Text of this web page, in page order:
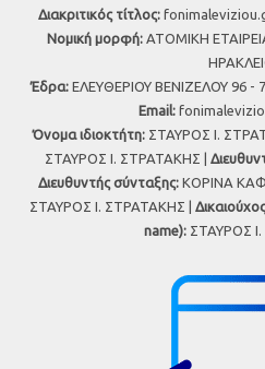
Διακριτικός τίτλος:
Νομική μορφή: ΑΤΟΜΙΚΗ
Έδρα: ΕΛΕΥΘΕΡΙΟΥ ΒΕΝΙΖΕΛΟΥ 96 -
Εmail:
Όνομα ιδιοκτήτη: ΣΤΑΥΡΟΣ Ι.
ΣΤΑΥΡΟΣ Ι. ΣΤΡΑΤΑΚΗΣ |
Διευθυντής σύνταξης:ΚΟΡΙΝΑ
ΣΤΑΥΡΟΣ Ι. ΣΤΡΑΤΑΚΗΣ |
name):ΣΤΑΥΡΟΣ